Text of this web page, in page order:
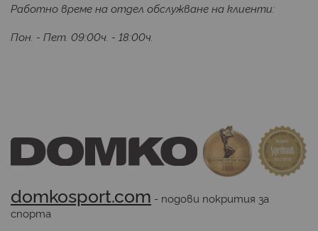
Работно време на отдел обслужване на клиенти:
Пон. - Пет. 09:00ч. - 18:00ч.
domkosport.com - подови покрития за
спорта